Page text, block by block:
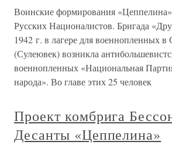
Воинские формирования
Русских Националистов. Бригада
1942 г. в лагере для военнопленных в
(Сулеювек) возникла
военнопленных «Национальная
народа». Во главе этих 25 человек
Проект комбрига
Десанты «Цеппелина»